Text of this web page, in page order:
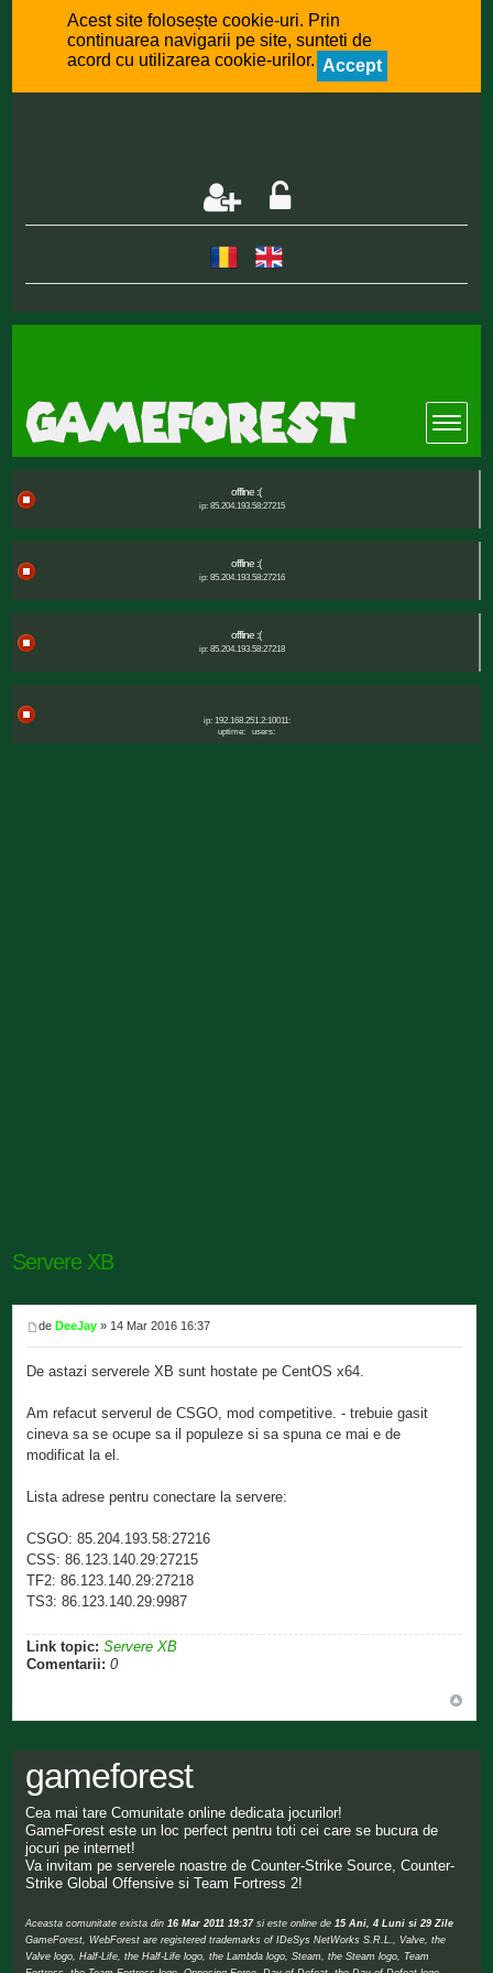
Acest site folosește cookie-uri. Prin
continuarea navigarii pe site, sunteti de
acord cu utilizarea cookie-urilor. Accept
offline :(
ip: 85.204.193.58:27215
offline :(
ip: 85.204.193.58:27216
offline :(
ip: 85.204.193.58:27218
ip: 192.168.251.2:10011:
uptime:
users:
Servere XB
deDeeJay » 14 Mar 2016 16:37
De astazi serverele XB sunt hostate pe CentOS x64.
Am refacut serverul de CSGO, mod competitive. - trebuie gasit
cineva sa se ocupe sa il populeze si sa spuna ce mai e de
modificat la el.
Lista adrese pentru conectare la servere:
CSGO: 85.204.193.58:27216
CSS: 86.123.140.29:27215
TF2: 86.123.140.29:27218
TS3: 86.123.140.29:9987
Link topic: Servere XB
Comentarii: 0
gameforest
Cea mai tare Comunitate online dedicata jocurilor!
GameForest este un loc perfect pentru toti cei care se bucura de
jocuri pe internet!
Va invitam pe serverele noastre de Counter-Strike Source, Counter-
Strike Global Offensive si Team Fortress 2!
Aceasta comunitate exista din16 Mar 2011 19:37si este online de15 Ani, 4 Luni si 29 Zile
GameForest, WebForest are registered trademarks of IDeSys NetWorks S.R.L., Valve, the
Valve logo, Half-Life, the Half-Life logo, the Lambda logo, Steam, the Steam logo, Team